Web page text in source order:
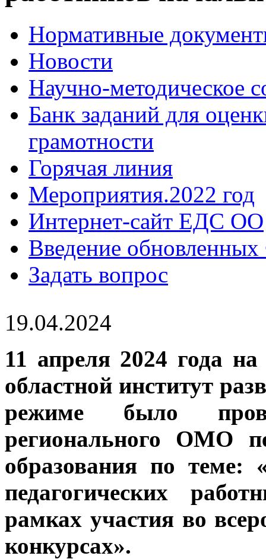
Нормативные
Новости
Научно-методическое
Банк заданий для
грамотности
Горячая линия
Мероприятия.2022 год
Интернет-сайт ЕДС ОО
Введение
Задать вопрос
19.04.2024
11 апреля 2024 года
областной институт
режиме было
регионального ОМО
образования по теме:
педагогических
рамках участия во
конкурсах».